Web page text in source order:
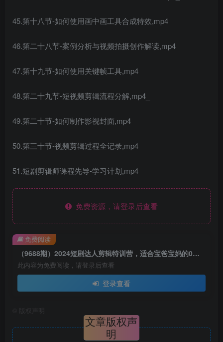
45.第十八节-如何使用画中画工具合成特效,mp4
46.第二十八节-案例分析与视频拍摄创作解读,mp4
47.第十九节-如何使用关键帧工具,mp4
48.第二十九节-短视频剪辑流程分解,mp4_
49.第二十节-如何制作影视封面,mp4
50.第三十节-视频剪辑过程全记录,mp4
51.短剧剪辑师课程先导-学习计划,mp4
免费资源，请登录后查看
（9688期）2024短剧达人剪辑特训营，适合宝爸宝妈的0基础剪辑训练营（51节课）
此内容为免费阅读，请登录后查看
登录查看
免费阅读
版权声明
文章版权声
明